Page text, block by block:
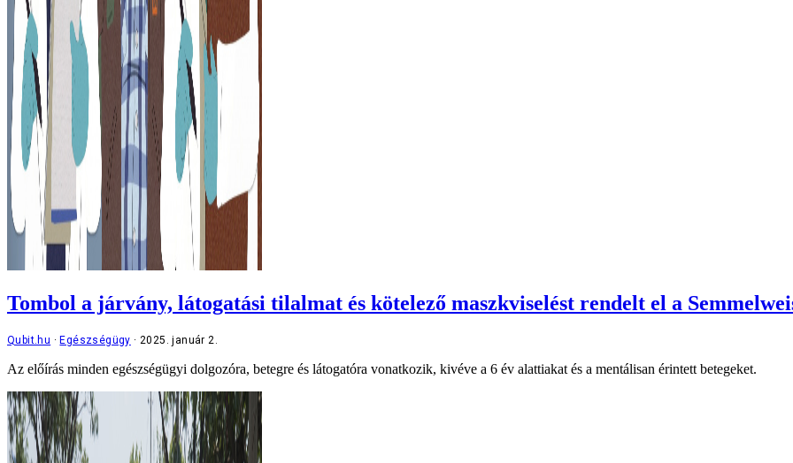
Tombol a járvány, látogatási tilalmat és kötelező maszkviselést rendelt el a
Qubit.hu Egészségügy 2025. január 2.
Az előírás minden egészségügyi dolgozóra, betegre és látogatóra vonatkozik, kivéve a 6 év alattiakat és a mentálisan érintett betegeket.